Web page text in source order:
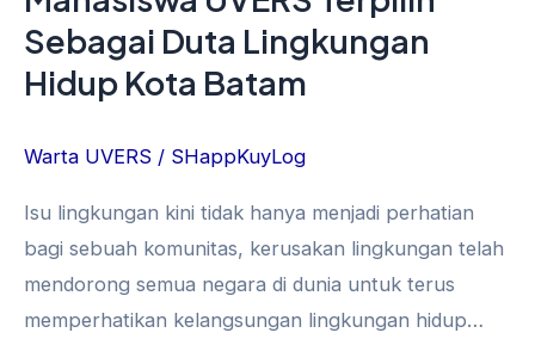
Sebagai Duta Lingkungan
Hidup Kota Batam
Warta UVERS / SHappKuyLog
Isu lingkungan kini tidak hanya menjadi perhatian
bagi sebuah komunitas, kerusakan lingkungan telah
mendorong semua negara di dunia untuk terus
memperhatikan kelangsungan lingkungan hidup…